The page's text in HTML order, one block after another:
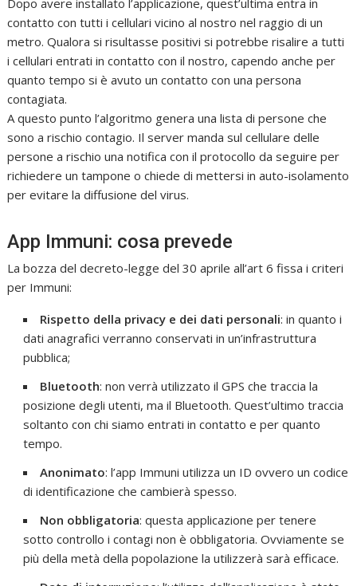
contatto con tutti i cellulari vicino al nostro nel raggio di un
metro. Qualora si risultasse positivi si potrebbe risalire a tutti
i cellulari entrati in contatto con il nostro, capendo anche per
quanto tempo si è avuto un contatto con una persona
contagiata.
A questo punto l’algoritmo genera una lista di persone che
sono a rischio contagio. Il server manda sul cellulare delle
persone a rischio una notifica con il protocollo da seguire per
richiedere un tampone o chiede di mettersi in auto-isolamento
per evitare la diffusione del virus.
App Immuni: cosa prevede
La bozza del decreto-legge del 30 aprile all’art 6 fissa i criteri
per Immuni:
Rispetto della privacy e dei dati personali: in quanto i
dati anagrafici verranno conservati in un’infrastruttura
pubblica;
Bluetooth: non verrà utilizzato il GPS che traccia la
posizione degli utenti, ma il Bluetooth. Quest’ultimo traccia
soltanto con chi siamo entrati in contatto e per quanto
tempo.
Anonimato: l’app Immuni utilizza un ID ovvero un codice
di identificazione che cambierà spesso.
Non obbligatoria: questa applicazione per tenere
sotto controllo i contagi non è obbligatoria. Ovviamente se
più della metà della popolazione la utilizzerà sarà efficace.